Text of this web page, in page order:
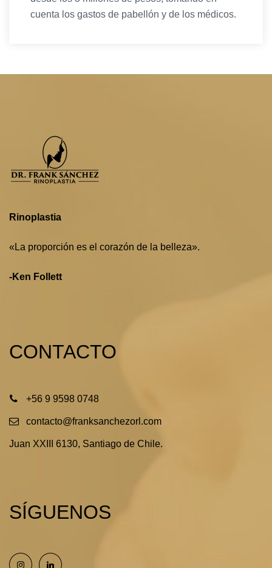
cuenta los gastos de pabellón y de los médicos.
Rinoplastia
«La proporción es el corazón de la belleza».
-Ken Follett
CONTACTO
+56 9 9598 0748
contacto@franksanchezorl.com
Juan XXIII 6130, Santiago de Chile.
SÍGUENOS